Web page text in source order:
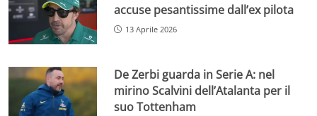
accuse pesantissime dall’ex pilota
13 Aprile 2026
De Zerbi guarda in Serie A: nel
mirino Scalvini dell’Atalanta per il
suo Tottenham